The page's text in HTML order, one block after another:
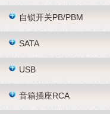
自锁开关PB/PBM
SATA
USB
音箱插座RCA